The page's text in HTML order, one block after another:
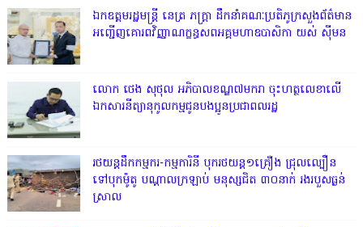
ឯកឧត្តមរដ្ឋមន្ត្រី នេត្រ ភក្ត្រា ដឹកនាំគណៈប្រតិភូក្រសួងព័ត៌មាន
អញ្ជើញគោរពវិញ្ញាណក្ខន្ធសពអគ្គមហាឧបាសិកា យស់ ស៊ីមន
លោក ថេង សុថុល អភិបាលខណ្ឌ៧មករា ចុះហត្ថលេខាលើ
ឯកសារនីត្យានុកូលកម្មជូនបងប្អូនប្រជាពលរដ្ឋ
រថយន្តដឹកកម្មករ-កម្មការិនី បុករថយន្ត១គ្រឿង ជ្រុលល្បឿន
ទៅបុកម៉ូតូ បណ្តាលក្រឡាប់ មនុស្សជិត ៣០នាក់ រងរបួសធ្ងន់
ស្រាល